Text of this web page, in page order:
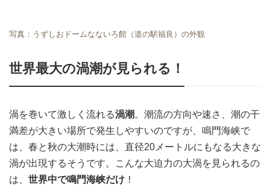
写真：うずしおドームなないろ館（道の駅福良）の外観
世界最大の渦潮が見られる！
渦を巻いて激しく流れる渦潮 。潮流の方向や速さ、潮の干
満差が大きい場所で発生しやすいのですが、鳴門海峡で
は、春と秋の大潮時には、直径20メートルにもなる大きな
渦が出現するそうです。こんな大迫力の大渦を見られるの
は、 世界中で鳴門海峡だけ ！